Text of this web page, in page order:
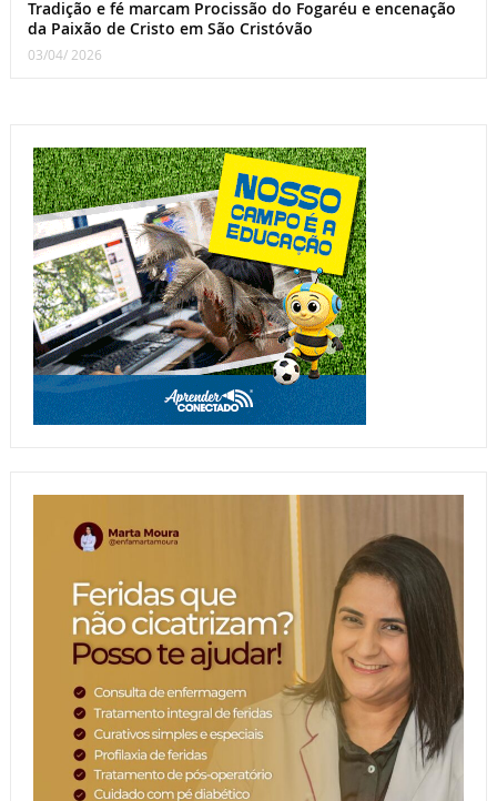
Tradição e fé marcam Procissão do Fogaréu e encenação
da Paixão de Cristo em São Cristóvão
03/04/ 2026